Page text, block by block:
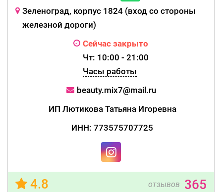
Зеленоград, корпус 1824 (вход со стороны
железной дороги)
Сейчас закрыто
Чт: 10:00 - 21:00
Часы работы
beauty.mix7@mail.ru
ИП Лютикова Татьяна Игоревна
ИНН: 773575707725
4.8 отзывов 365